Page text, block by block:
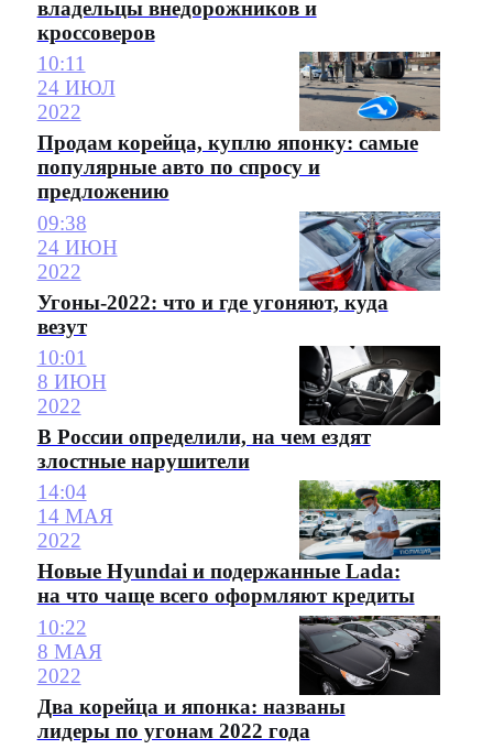
владельцы внедорожников и
кроссоверов
10:11
24 ИЮЛ
2022
Продам корейца, куплю японку: самые
популярные авто по спросу и
предложению
09:38
24 ИЮН
2022
Угоны-2022: что и где угоняют, куда
везут
10:01
8 ИЮН
2022
В России определили, на чем ездят
злостные нарушители
14:04
14 МАЯ
2022
Новые Hyundai и подержанные Lada:
на что чаще всего оформляют кредиты
10:22
8 МАЯ
2022
Два корейца и японка: названы
лидеры по угонам 2022 года